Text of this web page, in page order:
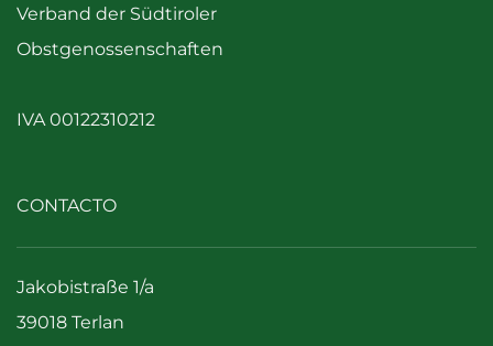
Verband der Südtiroler
Obstgenossenschaften
IVA 00122310212
CONTACTO
Jakobistraße 1/a
39018 Terlan